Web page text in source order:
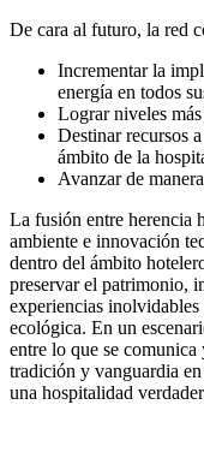
De cara al futuro, la red
Incrementar la
energía en todos
Lograr niveles
Destinar recursos
ámbito de la
Avanzar de
La fusión entre herencia
ambiente e innovación
dentro del ámbito
preservar el patrimonio,
experiencias
ecológica. En un
entre lo que se comunica
tradición y vanguardia
una hospitalidad